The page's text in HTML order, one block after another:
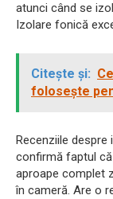
atunci când se
Izolare fonică
Citește și:
folosește
Recenziile
confirmă faptul
aproape complet
în cameră. Are o